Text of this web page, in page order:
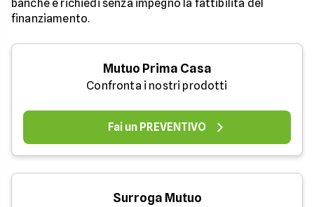
banche e richiedi senza impegno la fattibilità del
finanziamento.
Mutuo Prima Casa
Confronta i nostri prodotti
Fai un PREVENTIVO
Surroga Mutuo